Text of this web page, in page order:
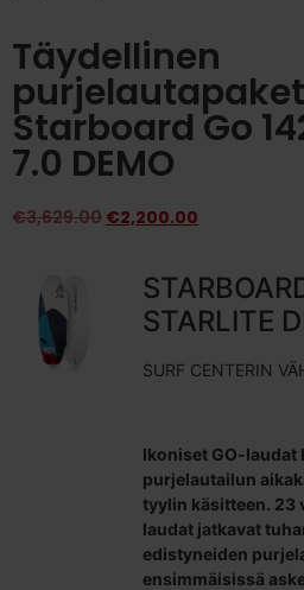
Täydellinen
Starboard Go
7.0 DEMO
€3,629.00 €2,200.00
STARLITE
SURF CENTERIN
Ikoniset GO-
purjelautailun
tyylin käsitteen. 23
laudat jatkavat
edistyneiden
ensimmäisissä